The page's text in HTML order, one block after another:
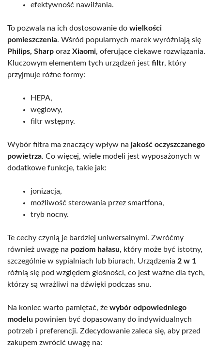
efektywność nawilżania.
To pozwala na ich dostosowanie do wielkości
pomieszczenia. Wśród popularnych marek wyróżniają się
Philips, Sharp oraz Xiaomi, oferujące ciekawe rozwiązania.
Kluczowym elementem tych urządzeń jest filtr, który
przyjmuje różne formy:
HEPA,
węglowy,
filtr wstępny.
Wybór filtra ma znaczący wpływ na jakość oczyszczanego
powietrza. Co więcej, wiele modeli jest wyposażonych w
dodatkowe funkcje, takie jak:
jonizacja,
możliwość sterowania przez smartfona,
tryb nocny.
Te cechy czynią je bardziej uniwersalnymi. Zwróćmy
również uwagę na poziom hałasu, który może być istotny,
szczególnie w sypialniach lub biurach. Urządzenia 2 w 1
różnią się pod względem głośności, co jest ważne dla tych,
którzy są wrażliwi na dźwięki podczas snu.
Na koniec warto pamiętać, że wybór odpowiedniego
modelu powinien być dopasowany do indywidualnych
potrzeb i preferencji. Zdecydowanie zaleca się, aby przed
zakupem zwrócić uwagę na: